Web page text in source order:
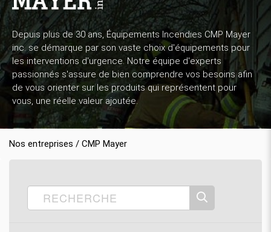
Depuis plus de 30 ans, Équipements Incendies CMP Mayer
inc. se démarque par son vaste choix d'équipements pour
les interventions d'urgence. Notre équipe d'experts
passionnés s'assure de bien comprendre vos besoins afin
de vous orienter sur les produits qui représentent pour
vous, une réelle valeur ajoutée.
Nos entreprises / CMP Mayer